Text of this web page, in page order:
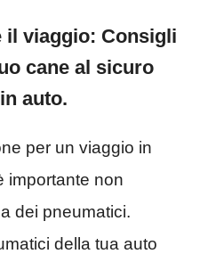
il viaggio: Consigli
cane al sicuro
auto.
per un viaggio in
importante non
dei pneumatici.
della tua auto